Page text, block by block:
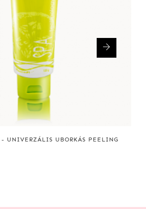
- UNIVERZÁLIS UBORKÁS PEELING